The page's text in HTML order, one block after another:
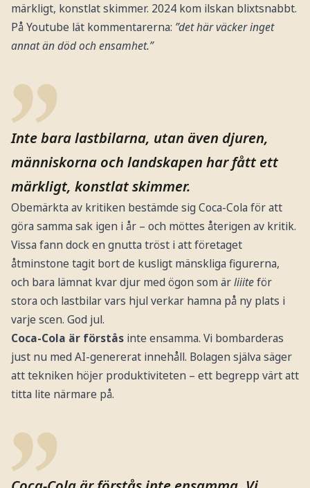
märkligt, konstlat skimmer. 2024 kom ilskan blixtsnabbt.
På Youtube lät kommentarerna: ”det här väcker inget
annat än död och ensamhet.”
Inte bara lastbilarna, utan även djuren,
människorna och landskapen har fått ett
märkligt, konstlat skimmer.
Obemärkta av kritiken bestämde sig Coca-Cola för att
göra samma sak igen i år – och möttes återigen av kritik.
Vissa fann dock en gnutta tröst i att företaget
åtminstone tagit bort de kusligt mänskliga figurerna,
och bara lämnat kvar djur med ögon som ärliiiteför
stora och lastbilar vars hjul verkar hamna på ny plats i
varje scen. God jul.
Coca-Cola är förståsinte ensamma. Vi bombarderas
just nu med AI-genererat innehåll. Bolagen själva säger
att tekniken höjer produktiviteten – ett begrepp värt att
titta lite närmare på.